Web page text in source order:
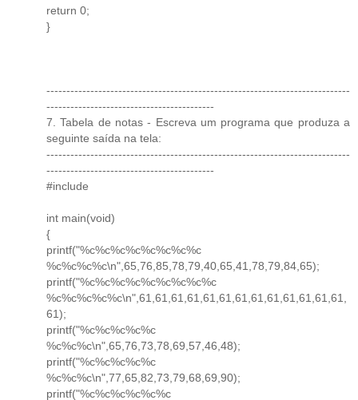
return 0;
}
----------------------------------------------------------------------------
------------------------------------------
7. Tabela de notas - Escreva um programa que produza a
seguinte saída na tela:
----------------------------------------------------------------------------
------------------------------------------
#include
int main(void)
{
printf("%c%c%c%c%c%c%c%c
%c%c%c%c\n",65,76,85,78,79,40,65,41,78,79,84,65);
printf("%c%c%c%c%c%c%c%c%c
%c%c%c%c%c\n",61,61,61,61,61,61,61,61,61,61,61,61,61,
61);
printf("%c%c%c%c%c
%c%c%c\n",65,76,73,78,69,57,46,48);
printf("%c%c%c%c%c
%c%c%c\n",77,65,82,73,79,68,69,90);
printf("%c%c%c%c%c%c